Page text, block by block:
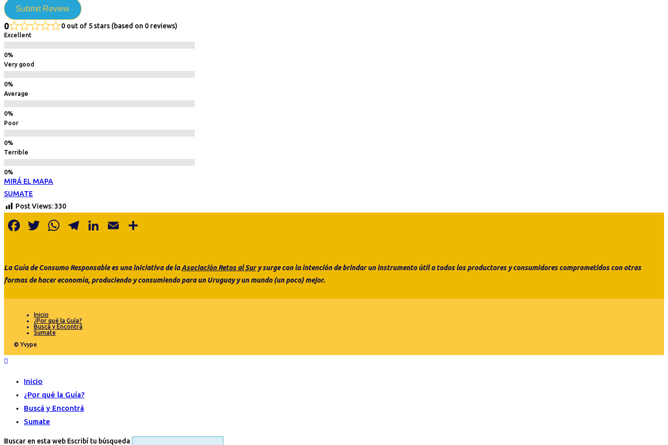
Submit Review
0 0 out of 5 stars (based on 0 reviews)
Excellent
Very good
Average
Poor
Terrible
MIRÁ EL MAPA
SUMATE
Post Views: 330
Facebook
Twitter
WhatsApp
Telegram
LinkedIn
Email
La Guía de ConsumoResponsable esunainiciativa de laAsociación Retos al Sury surge con la intención de brindar un instrumento útil a todos los productores y consumidores comprometidos con otras
formas de hacer economía, produciendo y consumiendo para un Uruguay y un mundo (un poco) mejor.
Inicio
¿Por qué la Guía?
Buscá y Encontrá
Sumate
© Yvype
Inicio
¿Por qué la Guía?
Buscá y Encontrá
Sumate
Buscar en esta web Escribí tu búsqueda